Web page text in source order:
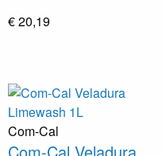
€ 20,19
Com-Cal